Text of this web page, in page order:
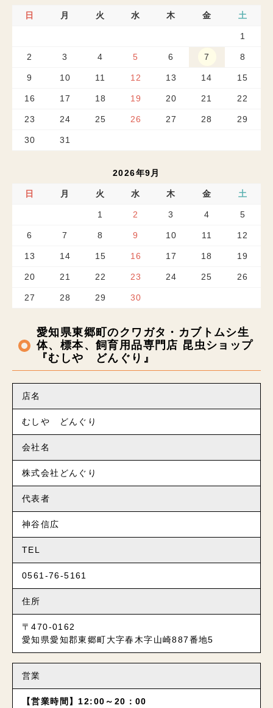
日 月 火 水 木 金 土
1
2 3 4 5 6 7 8
9 10 11 12 13 14 15
16 17 18 19 20 21 22
23 24 25 26 27 28 29
30 31
2026年9月
日 月 火 水 木 金 土
1 2 3 4 5
6 7 8 9 10 11 12
13 14 15 16 17 18 19
20 21 22 23 24 25 26
27 28 29 30
愛知県東郷町のクワガタ・カブトムシ生
体、標本、飼育用品専門店 昆虫ショップ
『むしや どんぐり』
店名
むしや どんぐり
会社名
株式会社どんぐり
代表者
神谷信広
TEL
0561-76-5161
住所
〒470-0162
愛知県愛知郡東郷町大字春木字山崎887番地5
営業
【営業時間】12:00～20：00